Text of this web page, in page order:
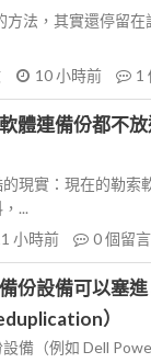
方法，其實還停留
10 小時前 1
體連備份都不
現實：現在的勒索
...
小時前 0個留言
份設備可以塞
）
備（例如 Dell